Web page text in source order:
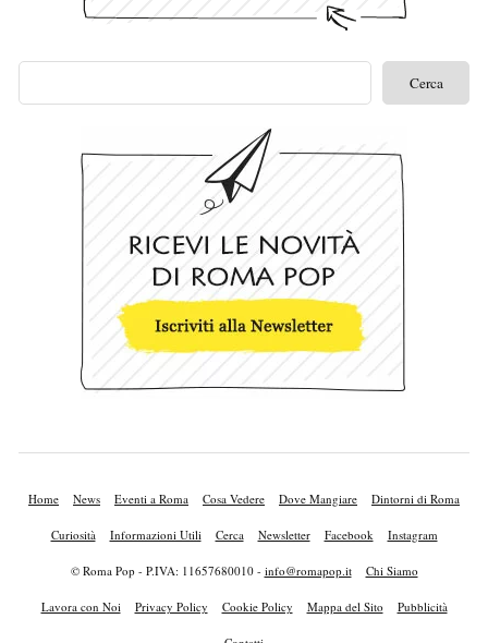
Home News Eventi a Roma Cosa Vedere Dove Mangiare Dintorni di Roma
Curiosità Informazioni Utili Cerca Newsletter Facebook Instagram
© Roma Pop - P.IVA: 11657680010 - info@romapop.it Chi Siamo
Lavora con Noi Privacy Policy Cookie Policy Mappa del Sito Pubblicità